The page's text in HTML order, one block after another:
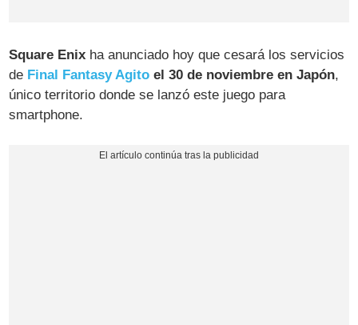
Square Enix ha anunciado hoy que cesará los servicios
de Final Fantasy Agito el 30 de noviembre en Japón,
único territorio donde se lanzó este juego para
smartphone.